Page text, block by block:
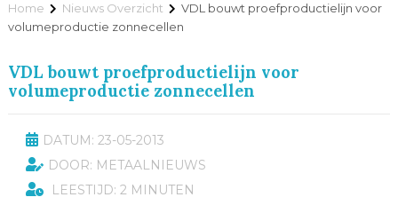
Home Nieuws Overzicht
VDL bouwt proefproductielijn voor
volumeproductie zonnecellen
VDL bouwt proefproductielijn voor
volumeproductie zonnecellen
DATUM: 23-05-2013
DOOR: METAALNIEUWS
LEESTIJD: 2 MINUTEN